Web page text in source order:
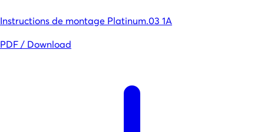
Instructions de montage Platinum.03 1A
PDF / Download